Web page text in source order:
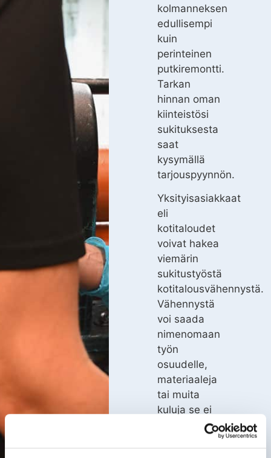
kolmanneksen
edullisempi
kuin
perinteinen
putkiremontti.
Tarkan
hinnan oman
kiinteistösi
sukituksesta
saat
kysymällä
tarjouspyynnön.
Yksityisasiakkaat
eli
kotitaloudet
voivat hakea
viemärin
sukitustyöstä
kotitalousvähennystä.
Vähennystä
voi saada
nimenomaan
työn
osuudelle,
materiaaleja
tai muita
kuluja se ei